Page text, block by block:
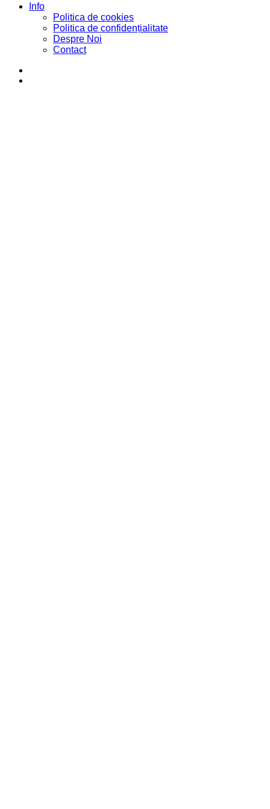
Info
Politica de cookies
Politica de confidențialitate
Despre Noi
Contact